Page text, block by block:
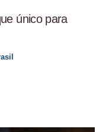
único para